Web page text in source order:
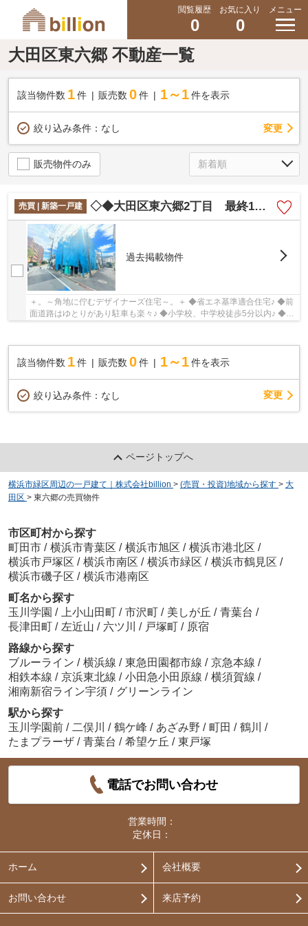
閲覧履歴
0
お気に入り
0
メニュー
大田区東六郷 不動産一覧
該当物件数 1件 販売数 0 件 1～1 件を表示
絞り込み条件： なし 変更
販売物件のみ
売買 | 新築一戸建 ◇◆大田区東六郷2丁目 最終1棟◆◇
過去掲載物件
＋。～角地に佇むデザイナーズ住宅～。＋ ◆省エネ基準適合住宅♪ ◆前
面道路はゆとりがあり駐車も楽々♪ ◆小学校、中学校徒歩5分以内♪ ◆角
該当物件数 1件 販売数 0 件 1～1 件を表示
絞り込み条件： なし 変更
ページトップへ
横浜市緑区周辺の一戸建て｜株式会社billion > (売買・投資)地域から探す > 大
田区 > 東六郷の売買物件
市区町村から探す
町田市 / 横浜市青葉区 / 横浜市旭区 / 横浜市港北区 /
横浜市戸塚区 / 横浜市南区 / 横浜市緑区 / 横浜市鶴見区 /
横浜市磯子区 / 横浜市港南区
町名から探す
玉川学園 / 上小山田町 / 市沢町 / 美しが丘 / 青葉台 /
長津田町 / 左近山 / 六ツ川 / 戸塚町 / 原宿
路線から探す
ブルーライン / 横浜線 / 東急田園都市線 / 京急本線 /
相鉄本線 / 京浜東北線 / 小田急小田原線 / 横須賀線 /
湘南新宿ライン宇須 / グリーンライン
駅から探す
玉川学園前 / 二俣川 / 鶴ケ峰 / あざみ野 / 町田 / 鶴川
/
たまプラーザ / 青葉台 / 希望ケ丘 / 東戸塚
電話でお問い合わせ
営業時間：
定休日：
ホーム 会社概要
お問い合わせ 来店予約